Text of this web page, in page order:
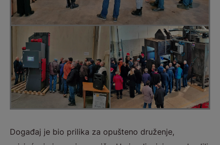
Događaj je bio prilika za opušteno druženje,